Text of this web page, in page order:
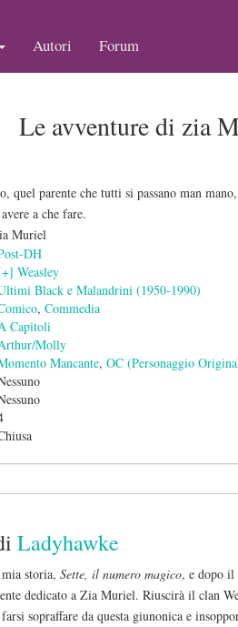
Autori Forum
Le avventure di zia
quel parente che tutti si passano man
a che fare.
Muriel
DH
Weasley
Black e Malandrini (1950-1990)
, Commedia
Capitoli
Molly
Mancante, OC (Personaggio
Ladyhawke
storia, Sette, il numero magico, e dopo il
dedicato a Zia Muriel. Riuscirà il clan
sopraffare da questa giunonica e